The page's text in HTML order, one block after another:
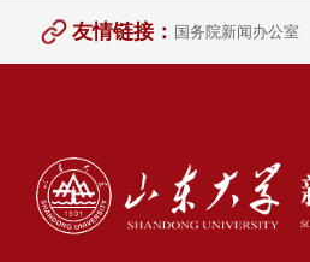
友情链接： 国务院新闻办公室